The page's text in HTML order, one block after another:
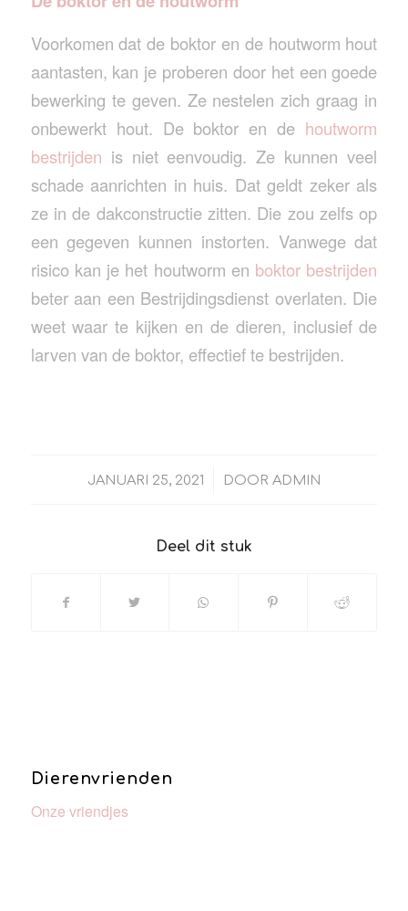
Voorkomen dat de boktor en de houtworm hout
aantasten, kan je proberen door het een goede
bewerking te geven. Ze nestelen zich graag in
onbewerkt hout. De boktor en de houtworm
bestrijden is niet eenvoudig. Ze kunnen veel
schade aanrichten in huis. Dat geldt zeker als
ze in de dakconstructie zitten. Die zou zelfs op
een gegeven kunnen instorten. Vanwege dat
risico kan je het houtworm en boktor bestrijden
beter aan een Bestrijdingsdienst overlaten. Die
weet waar te kijken en de dieren, inclusief de
larven van de boktor, effectief te bestrijden.
JANUARI 25, 2021
/ DOOR ADMIN
Deel dit stuk
Dierenvrienden
Onze vriendjes